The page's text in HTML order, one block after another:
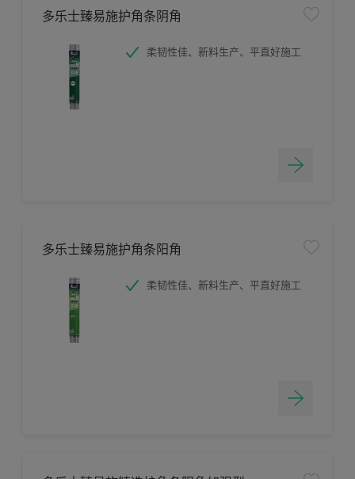
多乐士臻易施护角条阴角
柔韧性佳、新料生产、平直好施工
多乐士臻易施护角条阳角
柔韧性佳、新料生产、平直好施工